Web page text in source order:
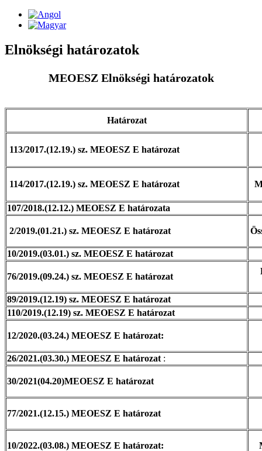
Elnökségi határozatok
MEOESZ Elnökségi határozatok
Határozat
113/2017.(12.19.) sz. MEOESZ E határozat
114/2017.(12.19.) sz. MEOESZ E határozat
107/2018.(12.12.) MEOESZ E határozata
2/2019.(01.21.) sz. MEOESZ E határozat
10/2019.(03.01.) sz. MEOESZ E határozat
76/2019.(09.24.) sz. MEOESZ E határozat
89/2019.(12.19) sz. MEOESZ E határozat
110/2019.(12.19) sz. MEOESZ E határozat
12/2020.(03.24.) MEOESZ E határozat:
26/2021.(03.30.) MEOESZ E határozat :
30/2021(04.20)MEOESZ E határozat
77/2021.(12.15.) MEOESZ E határozat
10/2022.(03.08.) MEOESZ E határozat: